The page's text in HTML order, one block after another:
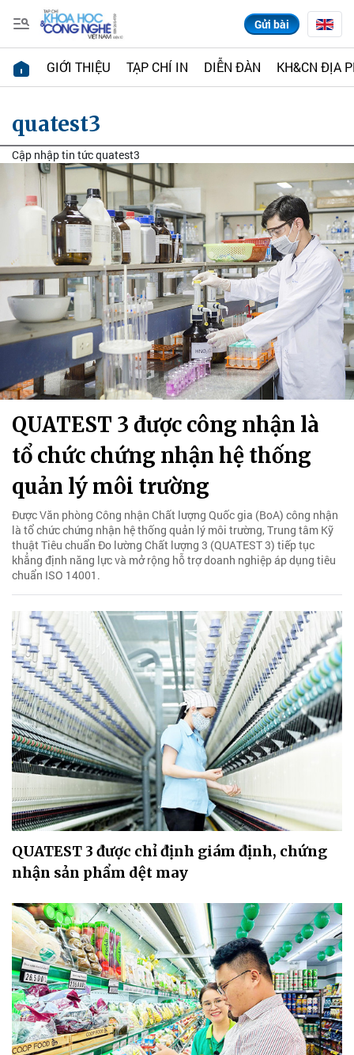
Gửi bài
GIỚI THIỆU TẠP CHÍ IN DIỄN ĐÀN KH&CN ĐỊA
quatest3
Cập nhập tin tức quatest3
QUATEST 3 được công nhận là
tổ chức chứng nhận hệ thống
quản lý môi trường
Được Văn phòng Công nhận Chất lượng Quốc gia (BoA) công nhận
là tổ chức chứng nhận hệ thống quản lý môi trường, Trung tâm Kỹ
thuật Tiêu chuẩn Đo lường Chất lượng 3 (QUATEST 3) tiếp tục
khẳng định năng lực và mở rộng hỗ trợ doanh nghiệp áp dụng tiêu
chuẩn ISO 14001.
QUATEST 3 được chỉ định giám định, chứng
nhận sản phẩm dệt may